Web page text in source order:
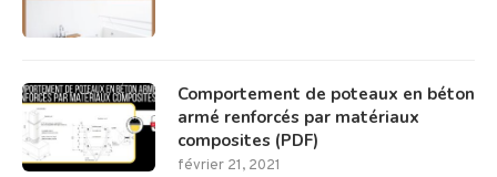
Comportement de poteaux en béton
armé renforcés par matériaux
composites (PDF)
février 21, 2021